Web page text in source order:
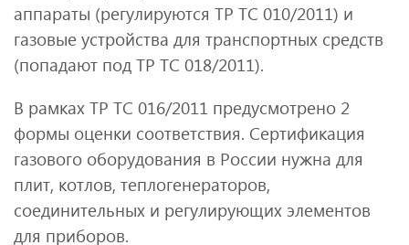
аппараты (регулируются ТР ТС 010/2011) и
газовые устройства для транспортных средств
(попадают под ТР ТС 018/2011).
В рамках ТР ТС 016/2011 предусмотрено 2
формы оценки соответствия. Сертификация
газового оборудования в России нужна для
плит, котлов, теплогенераторов,
соединительных и регулирующих элементов
для приборов.